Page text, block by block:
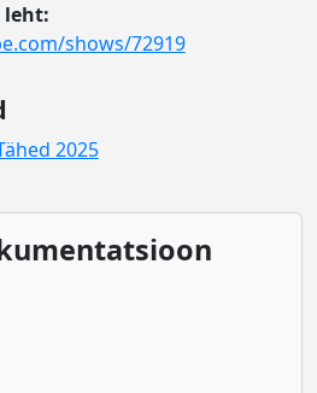
leht:
shows/72919
2025